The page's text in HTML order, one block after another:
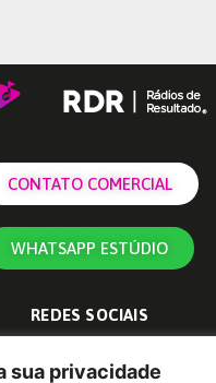
sua privacidade
CONTATO COMERCIAL
WHATSAPP ESTÚDIO
REDES SOCIAIS